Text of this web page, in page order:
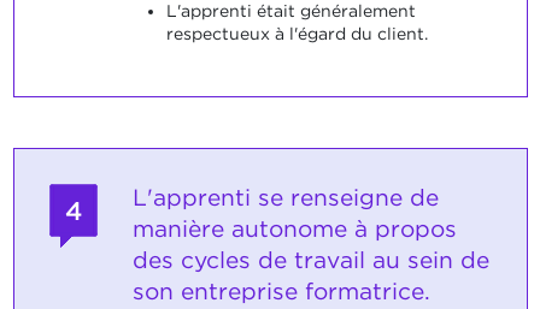
L'apprenti était généralement
respectueux à l'égard du client.
4
L'apprenti se renseigne de
manière autonome à propos
des cycles de travail au sein de
son entreprise formatrice.